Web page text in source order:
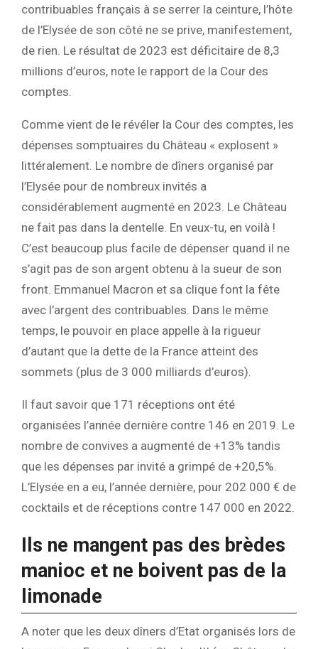
contribuables français à se serrer la ceinture, l’hôte
de l’Elysée de son côté ne se prive, manifestement,
de rien. Le résultat de 2023 est déficitaire de 8,3
millions d’euros, note le rapport de la Cour des
comptes.
Comme vient de le révéler la Cour des comptes, les
dépenses somptuaires du Château « explosent »
littéralement. Le nombre de dîners organisé par
l’Elysée pour de nombreux invités a
considérablement augmenté en 2023. Le Château
ne fait pas dans la dentelle. En veux-tu, en voilà !
C’est beaucoup plus facile de dépenser quand il ne
s’agit pas de son argent obtenu à la sueur de son
front. Emmanuel Macron et sa clique font la fête
avec l’argent des contribuables. Dans le même
temps, le pouvoir en place appelle à la rigueur
d’autant que la dette de la France atteint des
sommets (plus de 3 000 milliards d’euros).
Il faut savoir que 171 réceptions ont été
organisées l’année dernière contre 146 en 2019. Le
nombre de convives a augmenté de +13% tandis
que les dépenses par invité a grimpé de +20,5%.
L’Elysée en a eu, l’année dernière, pour 202 000 € de
cocktails et de réceptions contre 147 000 en 2022.
Ils ne mangent pas des brèdes
manioc et ne boivent pas de la
limonade
A noter que les deux dîners d’Etat organisés lors de